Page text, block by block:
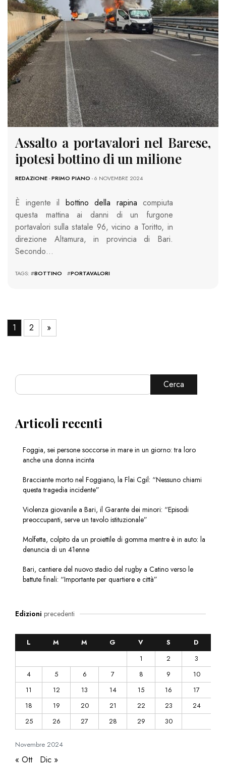
Assalto a portavalori nel Barese,
ipotesi bottino di un milione
REDAZIONE-PRIMO PIANO - 6 NOVEMBRE 2024
È ingente il bottino della rapina compiuta
questa mattina ai danni di un furgone
portavalori sulla statale 96, vicino a Toritto, in
direzione Altamura, in provincia di Bari.
Secondo…
TAGS: #BOTTINO #PORTAVALORI
1 2 »
Cerca
Articoli recenti
Foggia, sei persone soccorse in mare in un giorno: tra loro
anche una donna incinta
Bracciante morto nel Foggiano, la Flai Cgil: “Nessuno chiami
questa tragedia incidente”
Violenza giovanile a Bari, il Garante dei minori: “Episodi
preoccupanti, serve un tavolo istituzionale”
Molfetta, colpito da un proiettile di gomma mentre è in auto: la
denuncia di un 41enne
Bari, cantiere del nuovo stadio del rugby a Catino verso le
battute finali: “Importante per quartiere e città”
Edizioni precedenti
Novembre 2024
L M M G V S
D
1
2
3
4
5 6 7 8 9
10
11
12 13 14 15 16
17
18
19 20 21 22 23
24
25
26 27 28 29 30
« Ott Dic »